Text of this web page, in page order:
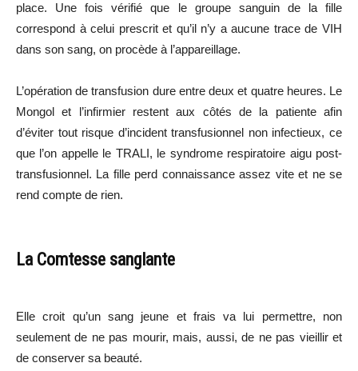
place. Une fois vérifié que le groupe sanguin de la fille
correspond à celui prescrit et qu’il n’y a aucune trace de VIH
dans son sang, on procède à l’appareillage.
L’opération de transfusion dure entre deux et quatre heures. Le
Mongol et l’infirmier restent aux côtés de la patiente afin
d’éviter tout risque d’incident transfusionnel non infectieux, ce
que l’on appelle le TRALI, le syndrome respiratoire aigu post-
transfusionnel. La fille perd connaissance assez vite et ne se
rend compte de rien.
La Comtesse sanglante
Elle croit qu’un sang jeune et frais va lui permettre, non
seulement de ne pas mourir, mais, aussi, de ne pas vieillir et
de conserver sa beauté.